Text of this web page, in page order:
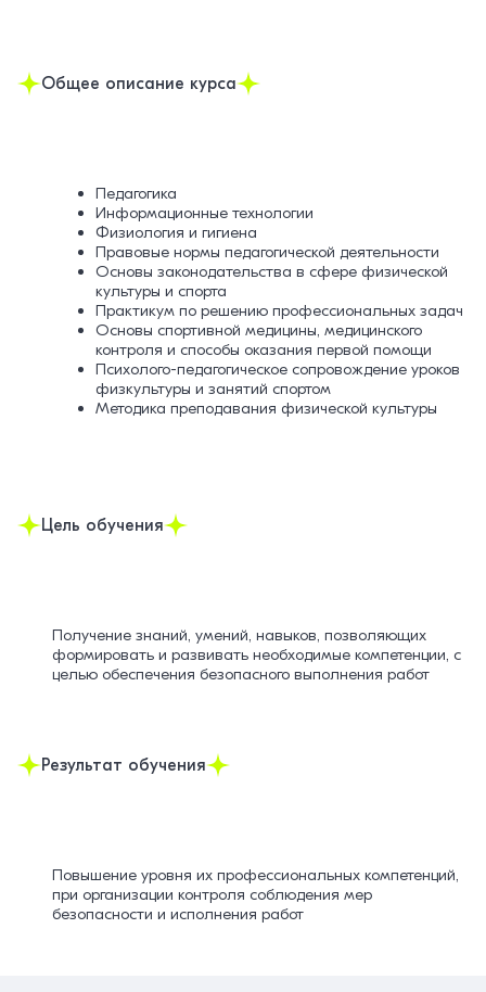
Общее описание курса
Педагогика
Информационные технологии
Физиология и гигиена
Правовые нормы педагогической деятельности
Основы законодательства в сфере физической
культуры и спорта
Практикум по решению профессиональных задач
Основы спортивной медицины, медицинского
контроля и способы оказания первой помощи
Психолого-педагогическое сопровождение уроков
физкультуры и занятий спортом
Методика преподавания физической культуры
Цель обучения
Получение знаний, умений, навыков, позволяющих
формировать и развивать необходимые компетенции, с
целью обеспечения безопасного выполнения работ
Результат обучения
Повышение уровня их профессиональных компетенций,
при организации контроля соблюдения мер
безопасности и исполнения работ